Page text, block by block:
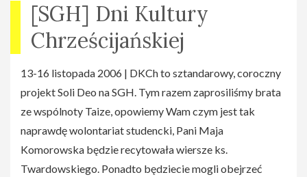
[SGH] Dni Kultury
Chrześcijańskiej
13-16 listopada 2006 | DKCh to sztandarowy, coroczny
projekt Soli Deo na SGH. Tym razem zaprosiliśmy brata
ze wspólnoty Taize, opowiemy Wam czym jest tak
naprawdę wolontariat studencki, Pani Maja
Komorowska będzie recytowała wiersze ks.
Twardowskiego. Ponadto będziecie mogli obejrzeć